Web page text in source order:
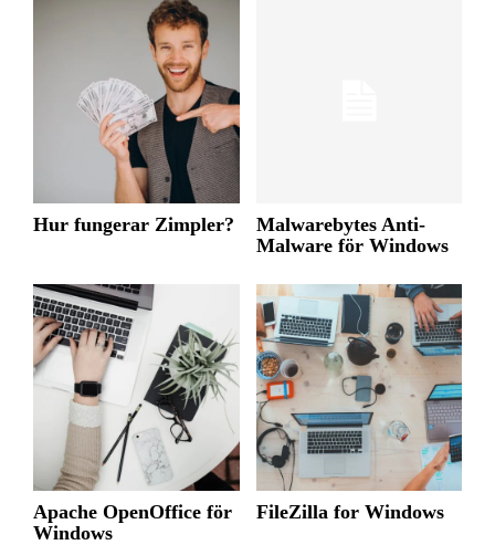
Hur fungerar Zimpler?
Malwarebytes Anti-
Malware för Windows
Apache OpenOffice för
Windows
FileZilla for Windows